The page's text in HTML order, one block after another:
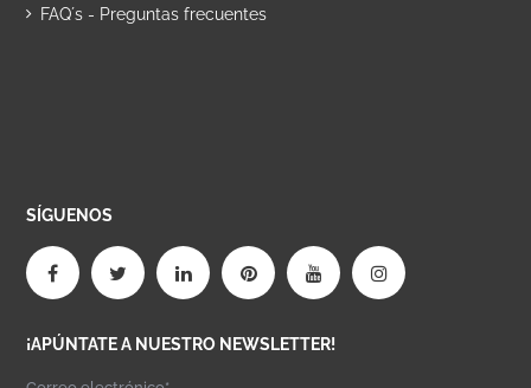
FAQ´s - Preguntas frecuentes
SÍGUENOS
¡APÚNTATE A NUESTRO NEWSLETTER!